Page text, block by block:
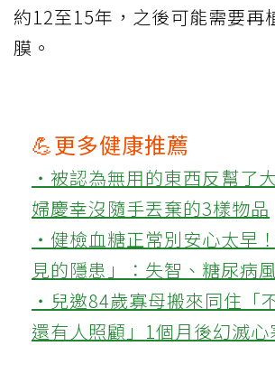
約12至15年，之後可能需要再
膜。
💪更多健康推薦
‧被認為無用的東西反幫了
婦慶幸沒隨手丟棄的3樣物品
‧健檢血糖正常別安心太早
見的隱患」：失智、糖尿病
‧兒邀84歲寡母搬來同住「
還有人照顧」1個月後幻滅心